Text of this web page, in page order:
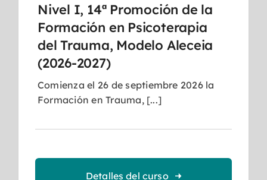
Nivel I, 14ª Promoción de la
Formación en Psicoterapia
del Trauma, Modelo Aleceia
(2026-2027)
Comienza el 26 de septiembre 2026 la
Formación en Trauma, [...]
Detalles del curso